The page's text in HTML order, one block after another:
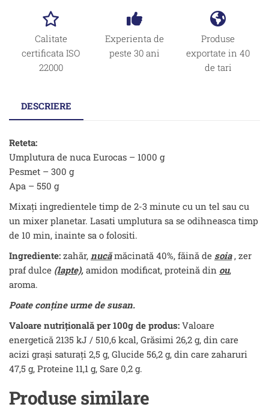
Calitate
certificata ISO
22000
Experienta de
peste 30 ani
Produse
exportate in 40
de tari
DESCRIERE
Reteta:
Umplutura de nuca Eurocas – 1000 g
Pesmet – 300 g
Apa – 550 g
Mixați ingredientele timp de 2-3 minute cu un tel sau cu
un mixer planetar. Lasati umplutura sa se odihneasca timp
de 10 min, inainte sa o folositi.
Ingrediente: zahăr, nucă măcinată 40%, făină de soia, zer
praf dulce (lapte), amidon modificat, proteină din ou,
aroma.
Poate conţineurme de susan.
Valoare nutrițională per 100g de produs: Valoare
energetică 2135 kJ / 510,6 kcal, Grăsimi 26,2 g, din care
acizi grași saturați 2,5 g, Glucide 56,2 g, din care zaharuri
47,5 g, Proteine 11,1 g, Sare 0,2 g.
Produse similare